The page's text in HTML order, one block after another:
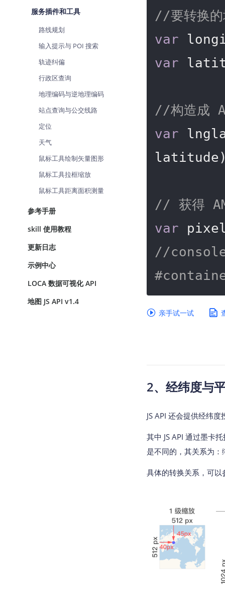
服务插件和工具
路线规划
输入提示与 POI 搜索
轨迹纠偏
行政区查询
地理编码与逆地理编码
站点查询与公交线路
定位
天气
鼠标工具绘制矢量图形
鼠标工具拉框缩放
鼠标工具距离面积测量
参考手册
skill 使用教程
更新日志
示例中心
LOCA 数据可视化 API
地图 JS API v1.4
//要转换的
var
var
//构造成
var
// 获得
var
//
亲手试一试
2、经纬度与
JS API 还会提供经纬
其中 JS API 通过墨卡
是不同的，其关系为
具体的转换关系，可以